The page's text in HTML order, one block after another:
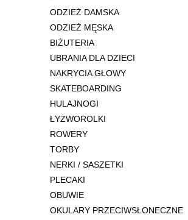
ODZIEŻ DAMSKA
ODZIEŻ MĘSKA
BIŻUTERIA
UBRANIA DLA DZIECI
NAKRYCIA GŁOWY
SKATEBOARDING
HULAJNOGI
ŁYŻWOROLKI
ROWERY
TORBY
NERKI / SASZETKI
PLECAKI
OBUWIE
OKULARY PRZECIWSŁONECZNE